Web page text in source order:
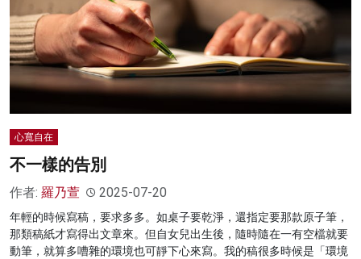
心寬自在
不一樣的告別
作者: 羅乃萱 2025-07-20
年輕的時候寫稿，要求多多。如桌子要乾淨，還指定要那款原子筆，
那類稿紙才寫得出文章來。但自女兒出生後，隨時隨在一有空檔就要
動筆，就算多嘈雜的環境也可靜下心來寫。我的稿很多時候是「環境